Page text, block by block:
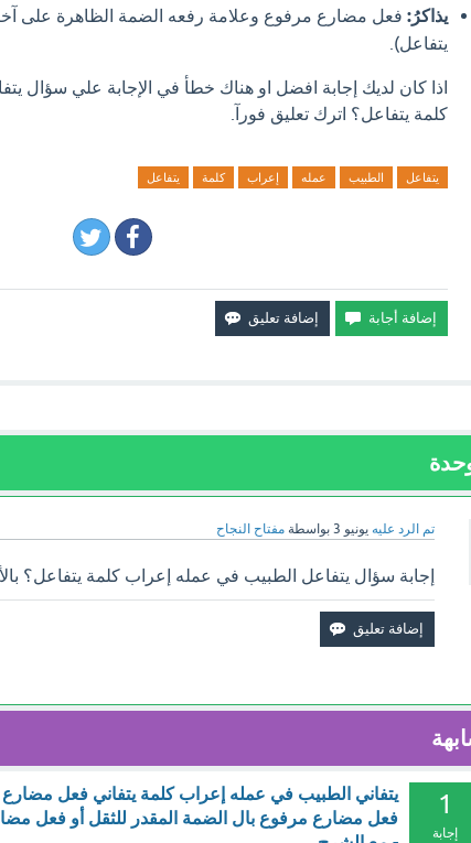
يذاكرُ: فعل مضارع مرفوع وعلامة رفعه الضمة الظاهرة على
يتفاعل).
اذا كان لديك إجابة افضل او هناك خطأ في الإجابة علي سؤال
كلمة يتفاعل؟ اترك تعليق فورآ.
يتفاعل الطبيب عمله إعراب كلمة يتفاعل
تم الرد عليه يونيو 3 بواسطة مفتاح النجاح
إجابة سؤال يتفاعل الطبيب في عمله إعراب كلمة يتفاعل؟
1
إجابة
يتفاني الطبيب في عمله إعراب كلمة يتفاني فعل
فعل مضارع مرفوع بال الضمة المقدر للثقل أو فعل